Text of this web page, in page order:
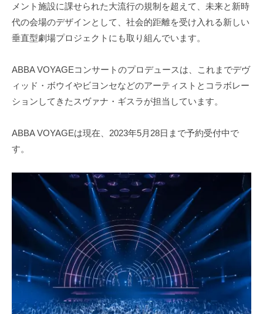
メント施設に課せられた大流行の規制を超えて、未来と新時
代の会場のデザインとして、社会的距離を受け入れる新しい
垂直型劇場プロジェクトにも取り組んでいます。
ABBA VOYAGEコンサートのプロデュースは、これまでデヴ
ィッド・ボウイやビヨンセなどのアーティストとコラボレー
ションしてきたスヴァナ・ギスラが担当しています。
ABBA VOYAGEは現在、2023年5月28日まで予約受付中で
す。